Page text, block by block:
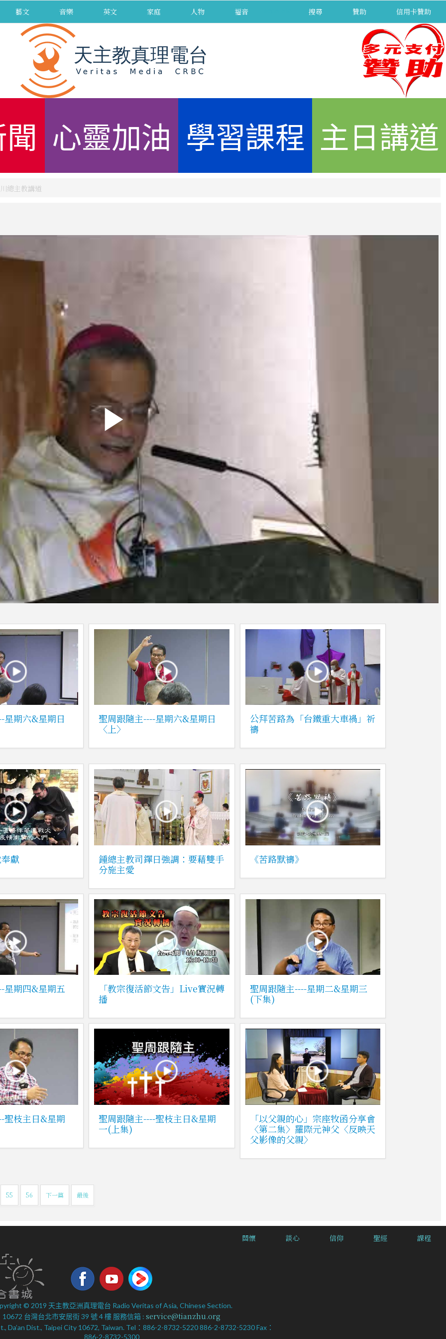
藝文 音樂 英文 家庭 人物 福音 搜尋 贊助 信用卡贊助
心靈加油 學習課程 主日講道
總主教講道
星期六&星期日
聖周跟隨主----星期六&星期日
〈上〉
公拜苦路為「台鐵重大車禍」祈
禱
獻
鍾總主教司鐸日強調：要藉雙手
分施主愛
《苦路默禱》
星期四&星期五
「教宗復活節文告」Live實況轉
播
聖周跟隨主----星期二&星期三
(下集)
聖枝主日&星期
聖周跟隨主----聖枝主日&星期
一(上集)
「以父親的心」宗座牧函分享會
〈第二集〉羅際元神父〈反映天
父影像的父親〉
55 56 下一篇 最後
關懷 談心 信仰 聖經 課程
© 2019 天主教亞洲真理電台 Radio Veritas of Asia, Chinese Section.
10672 台灣台北市安居街 39 號 4 樓 服務信箱 : service@tianzhu.org
Da’an Dist., Taipei City 10672, Taiwan. Tel：886-2-8732-5220 886-2-8732-5230 Fax：
886-2-8732-5300